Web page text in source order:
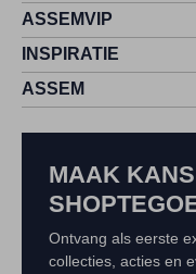
ASSEMVIP
INSPIRATIE
ASSEM
MAAK
Ontvang als eerste
collecties, acties en